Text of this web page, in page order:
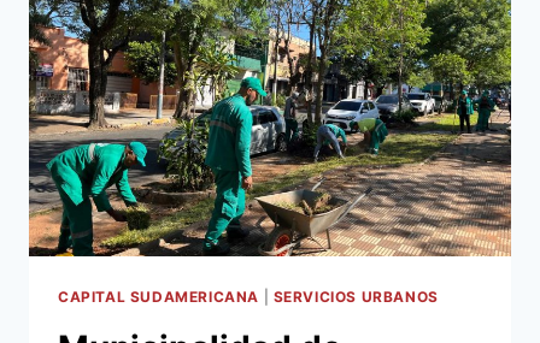
AVENIDA
DONDE
VIALIDAD
REALIZA
OBRAS
VIALES
DE
RECAPADO
CAPITAL SUDAMERICANA SERVICIOS URBANOS